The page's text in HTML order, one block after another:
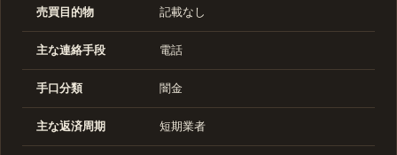
売買目的物 記載なし
主な連絡手段 電話
手口分類 闇金
主な返済周期 短期業者